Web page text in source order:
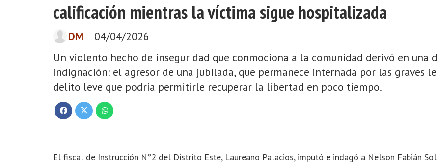
calificación mientras la víctima sigue hospitalizada
Un violento hecho de inseguridad que conmociona a la comunidad derivó en una
indignación: el agresor de una jubilada, que permanece internada por las graves
delito leve que podría permitirle recuperar la libertad en poco tiempo.
04/04/2026
DM
El fiscal de Instrucción N°2 del Distrito Este, Laureano Palacios, imputó e indagó a Nelson Fabián